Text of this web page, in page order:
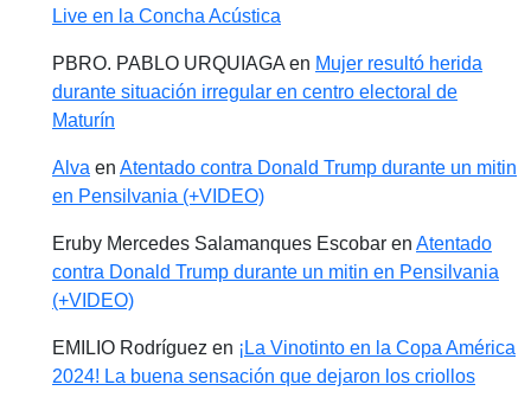
Live en la Concha Acústica
PBRO. PABLO URQUIAGAen Mujer resultó herida
durante situación irregular en centro electoral de
Maturín
Alva en Atentado contra Donald Trump durante un mitin
en Pensilvania (+VIDEO)
Eruby Mercedes Salamanques Escobar en Atentado
contra Donald Trump durante un mitin en Pensilvania
(+VIDEO)
EMILIO Rodríguez en ¡La Vinotinto en la Copa América
2024! La buena sensación que dejaron los criollos